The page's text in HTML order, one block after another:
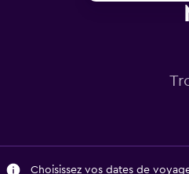
Choisissez vos dates de